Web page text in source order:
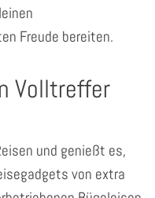
Freude bereiten.
Volltreffer
und genießt es,
von extra